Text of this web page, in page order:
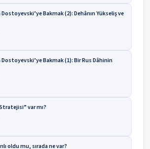
Dostoyevski’ye Bakmak (2): Dehânın Yükseliş ve
Dostoyevski’ye Bakmak (1): Bir Rus Dâhinin
var mı?
oldu mu, sırada ne var?